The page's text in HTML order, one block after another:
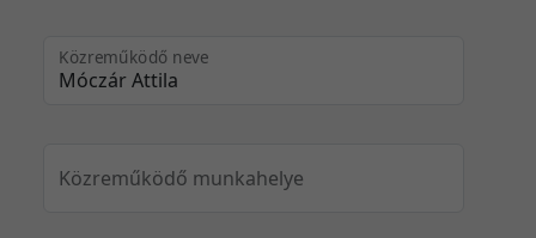
Közreműködő neve
Közreműködő munkahelye